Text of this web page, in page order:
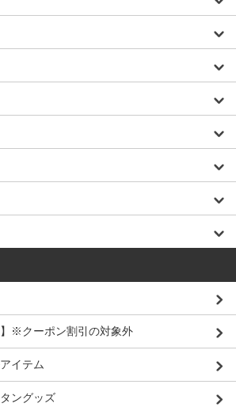
】※クーポン割引の対象外
イテム
ングッズ